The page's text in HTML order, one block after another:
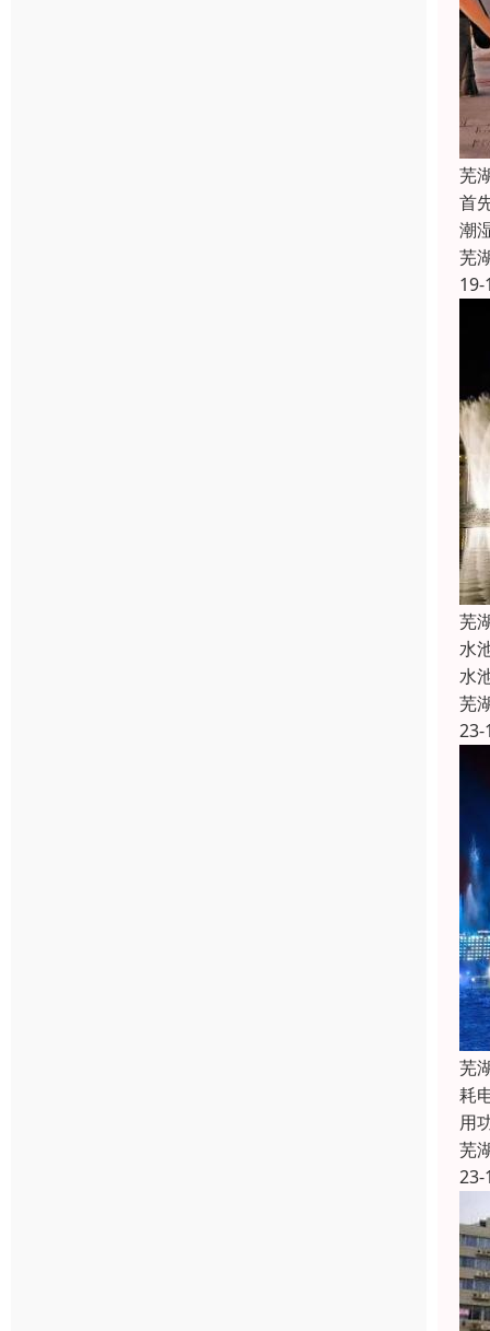
芜
首
潮
芜
19-
芜
水
水
芜
23-
芜
耗
用
芜
23-